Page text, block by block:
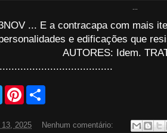
... E a contracapa com mais
e edificações que
AUTORES: Idem.
T
w
t
P
e
e
13, 2025 Nenhum comentário: